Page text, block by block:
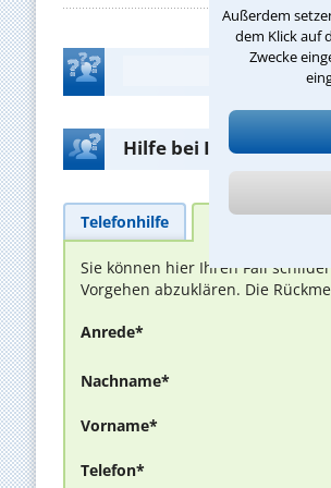
Außerdem
dem Klick auf
Zwecke
Hilfe bei Ihrer
Telefonhilfe
Sie können hier Ihren Fall
Vorgehen abzuklären. Die
Anrede*
Nachname*
Vorname*
Telefon*